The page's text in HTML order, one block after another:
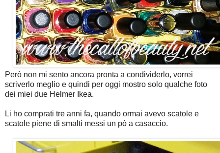
Però non mi sento ancora pronta a condividerlo, vorrei
scriverlo meglio e quindi per oggi mostro solo qualche foto
dei miei due Helmer Ikea.
Li ho comprati tre anni fa, quando ormai avevo scatole e
scatole piene di smalti messi un pò a casaccio.